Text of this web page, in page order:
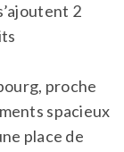
2
proche
spacieux
place de